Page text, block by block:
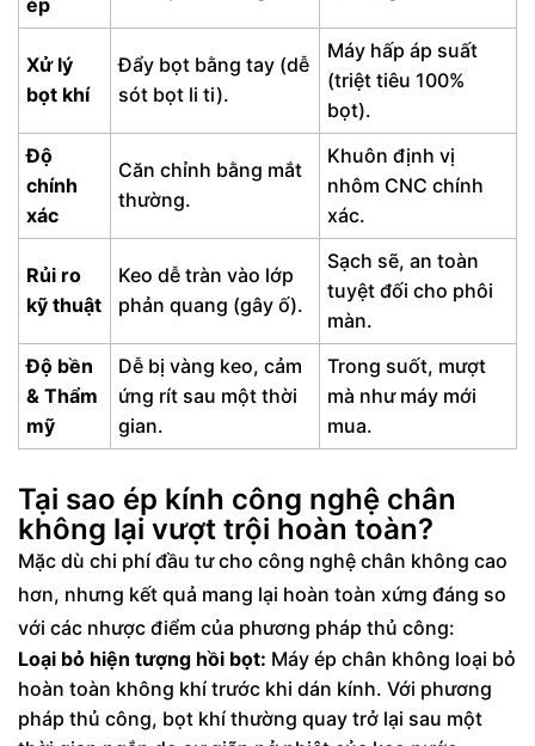
Xử lý
bọt khí
Đẩy bọt bằng tay (dễ
sót bọt li ti).
Máy hấp áp suất
(triệt tiêu 100%
bọt).
Độ
chính
xác
Căn chỉnh bằng mắt
thường.
Khuôn định vị
nhôm CNC chính
xác.
Rủi ro
kỹ thuật
Keo dễ tràn vào lớp
phản quang (gây ố).
Sạch sẽ, an toàn
tuyệt đối cho phôi
màn.
Độ bền
& Thẩm
mỹ
Dễ bị vàng keo, cảm
ứng rít sau một thời
gian.
Trong suốt, mượt
mà như máy mới
mua.
Tại sao ép kính công nghệ chân
không lại vượt trội hoàn toàn?
Mặc dù chi phí đầu tư cho công nghệ chân không cao
hơn, nhưng kết quả mang lại hoàn toàn xứng đáng so
với các nhược điểm của phương pháp thủ công:
Loại bỏ hiện tượng hồi bọt: Máy ép chân không loại bỏ
hoàn toàn không khí trước khi dán kính. Với phương
pháp thủ công, bọt khí thường quay trở lại sau một